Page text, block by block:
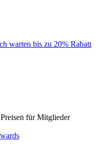
warten bis zu 20% Rabatt
für Mitglieder